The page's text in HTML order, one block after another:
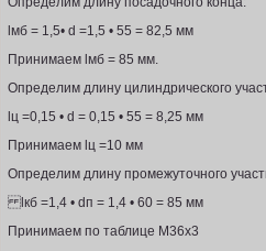
lмб = 1,5• d =1,5 • 55 = 82,5 мм
Принимаем lмб = 85 мм.
Определим длину цилиндрического
lц =0,15 • d = 0,15 • 55 = 8,25 мм
Принимаем lц =10 мм
Определим длину промежуточного
lкб =1,4 • dп = 1,4 • 60 = 85 мм
Принимаем по таблице М36х3